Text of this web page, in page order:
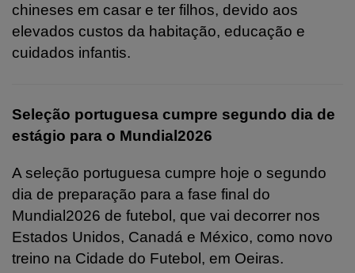
chineses em casar e ter filhos, devido aos
elevados custos da habitação, educação e
cuidados infantis.
Seleção portuguesa cumpre segundo dia de
estágio para o Mundial2026
A seleção portuguesa cumpre hoje o segundo
dia de preparação para a fase final do
Mundial2026 de futebol, que vai decorrer nos
Estados Unidos, Canadá e México, como novo
treino na Cidade do Futebol, em Oeiras.